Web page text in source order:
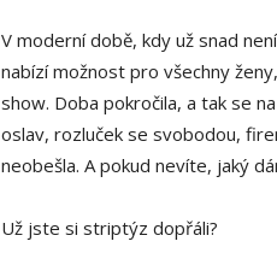
V moderní době, kdy už snad
nabízí možnost pro všechny
show. Doba pokročila, a tak se
oslav, rozluček se svobodou,
neobešla. A pokud nevíte, jaký
Už jste si striptýz dopřáli?